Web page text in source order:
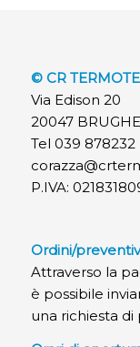
© CR
Via Edison 20
20047
Tel 039 878232
P.IVA:
Ordini/
Attraverso la
è possibile
una richiesta di